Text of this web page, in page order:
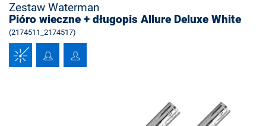
Zestaw Waterman
Pióro wieczne + długopis Allure Deluxe White
(2174511_2174517)